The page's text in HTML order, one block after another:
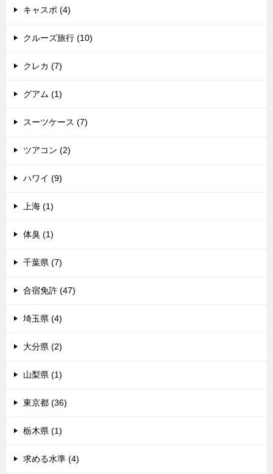
キャスポ (4)
クルーズ旅行 (10)
クレカ (7)
グアム (1)
スーツケース (7)
ツアコン (2)
ハワイ (9)
上海 (1)
体臭 (1)
千葉県 (7)
合宿免許 (47)
埼玉県 (4)
大分県 (2)
山梨県 (1)
東京都 (36)
栃木県 (1)
求める水準 (4)